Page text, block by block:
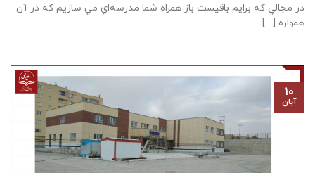
در مجالي که برايم باقيست باز همراه شما مدرسه‌اي مي سازيم که در آن
همواره [...]
۱۰
آبان